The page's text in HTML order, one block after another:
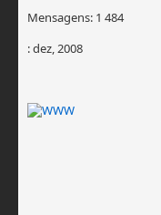
Mensagens: 1 484
: dez, 2008